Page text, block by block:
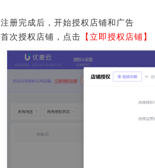
注册完成后，开始授权店铺和广告
首次授权店铺，点击 【立即授权店铺】